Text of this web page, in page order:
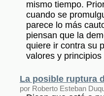
mismo tiempo.
cuando se
parece lo más
piensan que la
quiere ir contra su
valores y
La posible ruptura
por Roberto Esteban